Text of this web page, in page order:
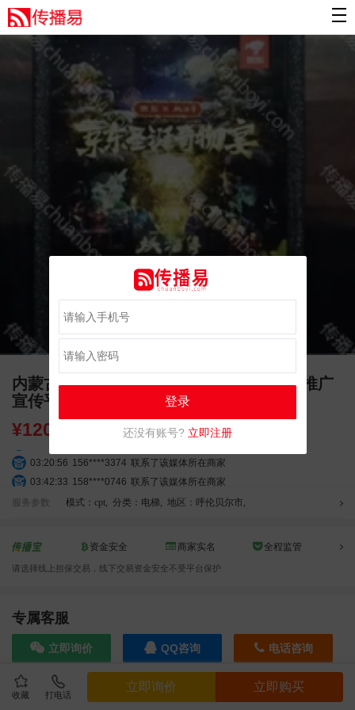
收藏 打电话
立即询价 立即购买
内蒙古呼伦贝尔电梯广告公司 内蒙古企业推广
宣传平台
¥120.00
03:20:56 156****3374 联系了该媒体所在商家
03:42:33 158****0746 联系了该媒体所在商家
01:59:39 189****2617
联系了该媒体所在商家
01:50:54
192****2334
联系了该媒体所在商家
10:08:47
02:32:27 176****3456 联系了该媒体所在商家
04:09:07 182****6963
联系了该媒体所在商家
130****3379 联系了该媒体所在商家
08:36:41
191****0991 联系了该媒体所在商家
服务参数 模式：cpt, 分类：电梯, 地区：呼伦贝尔市,
资金安全 商家实名 全程监管
请选择线上担保交易，线下交易资金安全不受平台保护
专属客服
立即询价 QQ咨询 电话咨询
效果截图
登录
还没有账号? 立即注册